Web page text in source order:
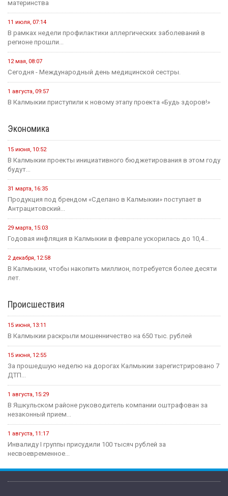
материнства
11 июля, 07:14
В рамках недели профилактики аллергических заболеваний в
регионе прошли...
12 мая, 08:07
Сегодня - Международный день медицинской сестры.
1 августа, 09:57
В Калмыкии приступили к новому этапу проекта «Будь здоров!»
Экономика
15 июня, 10:52
В Калмыкии проекты инициативного бюджетирования в этом году
будут...
31 марта, 16:35
Продукция под брендом «Сделано в Калмыкии» поступает в
Антрацитовский...
29 марта, 15:03
Годовая инфляция в Калмыкии в феврале ускорилась до 10,4...
2 декабря, 12:58
В Калмыкии, чтобы накопить миллион, потребуется более десяти
лет.
Происшествия
15 июня, 13:11
В Калмыкии раскрыли мошенничество на 650 тыс. рублей
15 июня, 12:55
За прошедшую неделю на дорогах Калмыкии зарегистрировано 7
ДТП...
1 августа, 15:29
В Яшкульском районе руководитель компании оштрафован за
незаконный прием...
1 августа, 11:17
Инвалиду I группы присудили 100 тысяч рублей за
несвоевременное...